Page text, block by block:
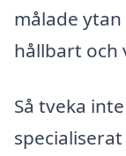
målade
hållbart och
Så tveka